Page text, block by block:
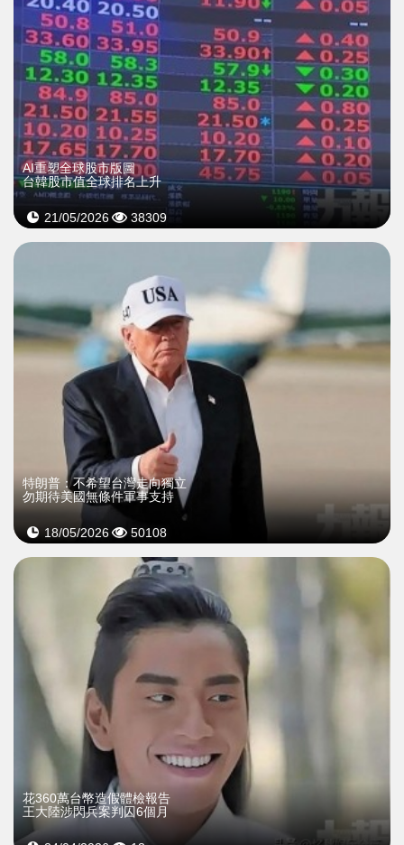
AI重塑全球股市版圖
台韓股市值全球排名上升
21/05/2026 38309
特朗普：不希望台灣走向獨立
勿期待美國無條件軍事支持
18/05/2026 50108
花360萬台幣造假體檢報告
王大陸涉閃兵案判囚6個月